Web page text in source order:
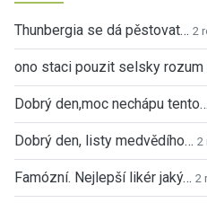
Thunbergia se dá pěstovat… 2
ono staci pouzit selsky rozum
Dobrý den,moc nechápu tento…
Dobrý den, listy medvědího… 2
Famózní. Nejlepší likér jaký… 2